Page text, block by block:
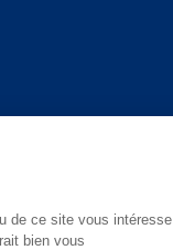
de ce site vous intéresse
bien vous